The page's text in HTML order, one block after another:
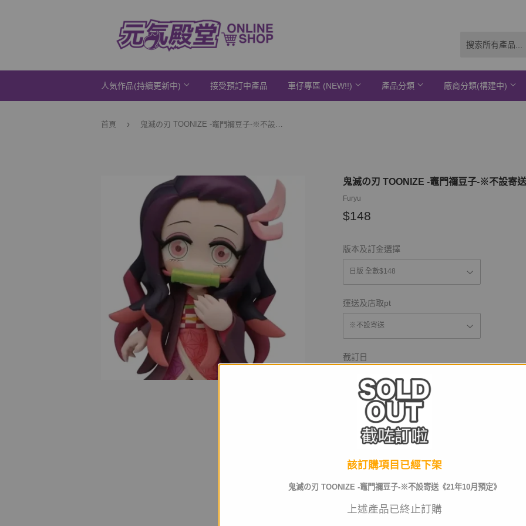
人気作品(持續更新中) 接受預訂中產品 車仔專區 (NEW!!) 產品分類 廠商分類(構建中)
首頁 › 鬼滅の刃 TOONIZE -竈門禰豆子-※不設寄送《21年10月預定》
鬼滅の刃 TOONIZE -竈門禰豆子-※不設寄
Furyu
$148
版本及訂金選擇
運送及店取pt
截訂日
已截訂
該訂購項目已經下架
鬼滅の刃 TOONIZE -竈門禰豆子-※不設寄送《21年10月預定》
上述產品已終止訂購